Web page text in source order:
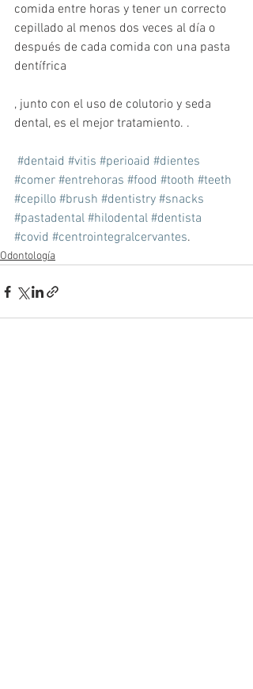
comida entre horas y tener un correcto
cepillado al menos dos veces al día o
después de cada comida con una pasta
dentífrica
, junto con el uso de colutorio y seda
dental, es el mejor tratamiento. .
#dentaid #vitis #perioaid #dientes
#comer #entrehoras #food #tooth #teeth
#cepillo #brush #dentistry #snacks
#pastadental #hilodental #dentista
#covid #centrointegralcervantes.
Odontología